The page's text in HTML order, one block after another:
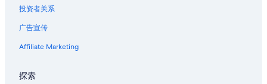
佛罗伦萨的酒店
佛罗伦萨的农场
佛罗伦萨的度假村
雷神之井附近的酒店
投资者关系
广告宣传
Affiliate Marketing
探索